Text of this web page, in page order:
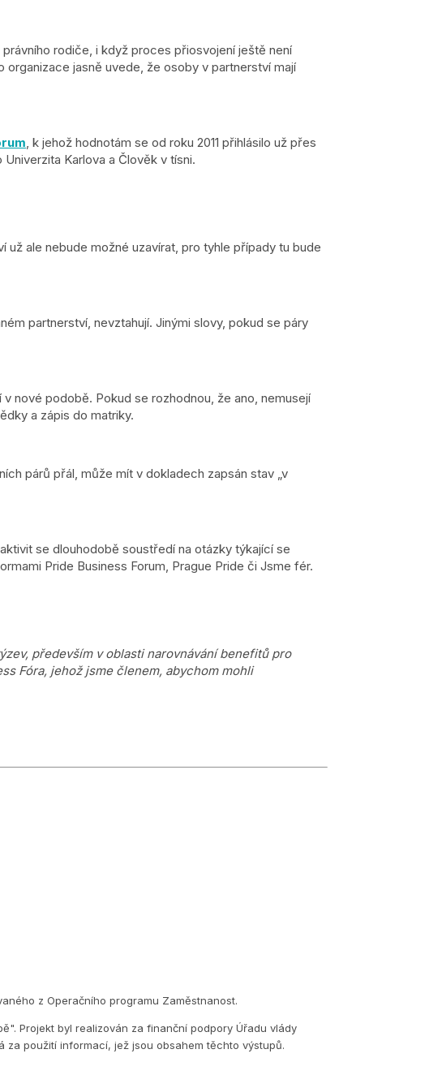
rodiče, i když proces přiosvojení ještě není
jasně uvede, že osoby v partnerství mají
, k jehož hodnotám se od roku 2011 přihlásilo už přes
Karlova a Člověk v tísni.
ale nebude možné uzavírat, pro tyhle případy tu bude
partnerství, nevztahují. Jinými slovy, pokud se páry
nové podobě. Pokud se rozhodnou, že ano, nemusejí
a zápis do matriky.
párů přál, může mít v dokladech zapsán stav „v
se dlouhodobě soustředí na otázky týkající se
Pride Business Forum, Prague Pride či Jsme fér.
především v oblasti narovnávání benefitů pro
Fóra, jehož jsme členem, abychom mohli
z Operačního programu Zaměstnanost.
Projekt byl realizován za finanční podpory Úřadu vlády
za použití informací, jež jsou obsahem těchto výstupů.